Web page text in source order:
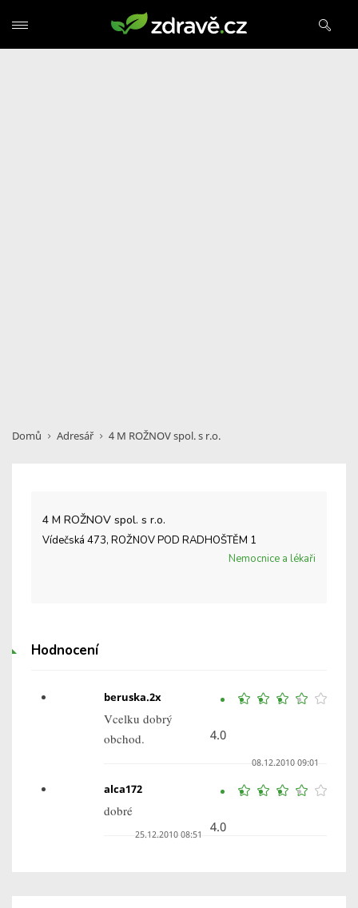
Domů Adresář 4 M ROŽNOV spol. s r.o.
4 M ROŽNOV spol. s r.o.
Vídečská 473, ROŽNOV POD RADHOŠTĚM 1
Nemocnice a lékaři
Hodnocení
4.0
beruska.2x
Vcelku dobrý
obchod.
08.12.2010 09:01
4.0
alca172
dobré
25.12.2010 08:51